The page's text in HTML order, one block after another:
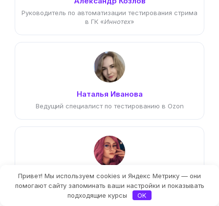
Руководитель по автоматизации тестирования стрима
в ГК «Иннотех»
Наталья Иванова
Ведущий специалист по тестированию в Ozon
Елизавета Якушева
Data QA engineer в « Самокате»
Привет! Мы используем cookies и Яндекс Метрику — они
помогают сайту запоминать ваши настройки и показывать
подходящие курсы
OK
Фильтры